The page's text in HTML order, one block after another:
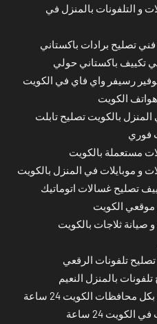
و التلفونات بالمنزل في
تكييف باكستاني حولي
رسيفر واي فاي في الكويت
الكويت
بالكويت تصليح تابلت
فوري
مستعملة بالكويت
و موبايلات في المنزل بالكويت
تصليح غسالات اتوماتيك
الكويت
صيانة ثلاجات بالكويت
تلفونات الرقعي
بالمنزل النعيم
الكويت 24 ساعة
24 ساعة